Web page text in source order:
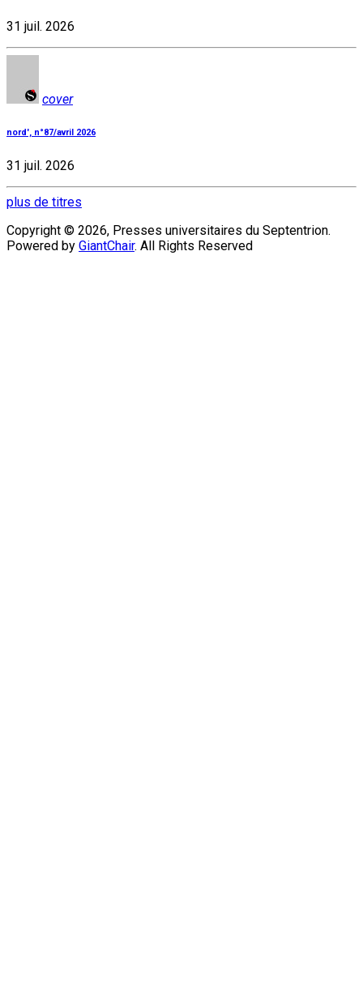
31 juil. 2026
cover
nord', n°87/avril 2026
31 juil. 2026
plus de titres
Copyright © 2026, Presses universitaires du Septentrion.
Powered by GiantChair. All Rights Reserved